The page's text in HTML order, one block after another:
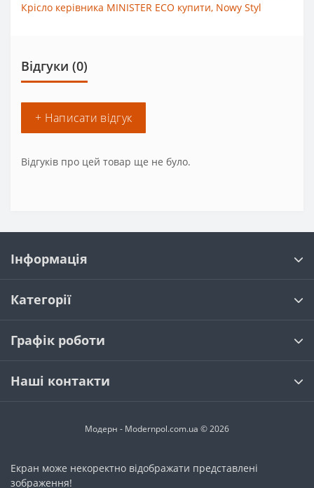
Крісло керівника MINISTER ECO купити, Nowy Styl
Відгуки (0)
+ Написати відгук
Відгуків про цей товар ще не було.
Інформація
Категорії
Графік роботи
Наші контакти
Модерн - Modernpol.com.ua © 2026
Екран може некоректно відображати представлені
зображення!